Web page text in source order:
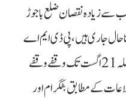
سے زیادہ نقصان ضلع باجوڑ
تاحال جاری ہیں، پی ڈی ایم اے
کے مطابق شدید بارشوں کا موجودہ سلسلہ 21 اگست تک وقفے وقفے
کے مطابق بٹگرام اور